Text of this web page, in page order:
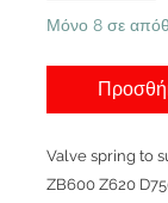
Μόνο 8 σε
Valve spring to
ZB600 Z620